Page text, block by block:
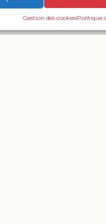
Gestion des cookiesPolitique